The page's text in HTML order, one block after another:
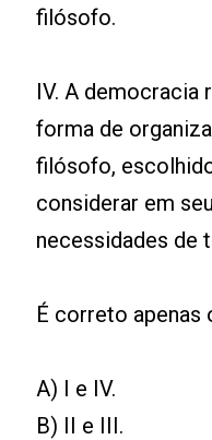
filósofo.
IV. A democracia
forma de
filósofo,
considerar em
necessidades de
É correto apenas
A) I e IV.
B) II e III.